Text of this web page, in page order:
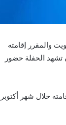
والمقرر إقامته
تشهد الحفلة حضور
خلال شهر أكتوبر